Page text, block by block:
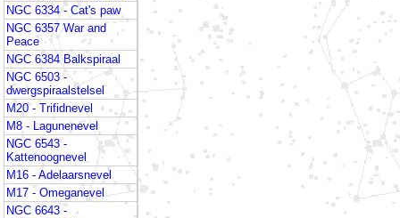
NGC 6334 - Cat's paw
NGC 6357 War and
Peace
NGC 6384 Balkspiraal
NGC 6503 -
dwergspiraalstelsel
M20 - Trifidnevel
M8 - Lagunenevel
NGC 6543 -
Kattenoognevel
M16 - Adelaarsnevel
M17 - Omeganevel
NGC 6643 -